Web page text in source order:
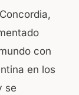
con
en los
se